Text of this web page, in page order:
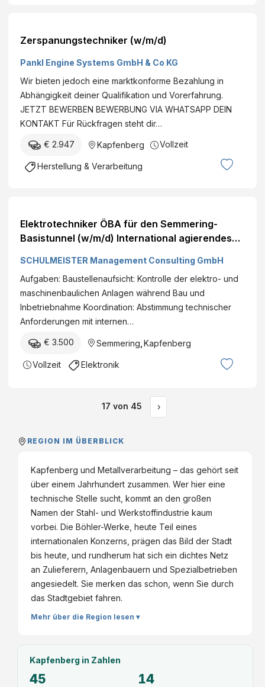
Zerspanungstechniker (w/m/d)
Pankl Engine Systems GmbH & Co KG
Wir bieten jedoch eine marktkonforme Bezahlung in
Abhängigkeit deiner Qualifikation und Vorerfahrung.
JETZT BEWERBEN BEWERBUNG VIA WHATSAPP DEIN
KONTAKT Für Rückfragen steht dir…
€ 2.947 Kapfenberg Vollzeit
Herstellung & Verarbeitung
Elektrotechniker ÖBA für den Semmering-
Basistunnel (w/m/d) International agierendes
und Weiterbildungsangebote Kapfenberg
Vollzeit€ +
SCHULMEISTER Management Consulting GmbH
Aufgaben: Baustellenaufsicht: Kontrolle der elektro- und
maschinenbaulichen Anlagen während Bau und
Inbetriebnahme Koordination: Abstimmung technischer
Anforderungen mit internen…
€ 3.500 Semmering Kapfenberg
Vollzeit Elektronik
17 von 45 ›
REGION IM ÜBERBLICK
Kapfenberg und Metallverarbeitung – das gehört seit
über einem Jahrhundert zusammen. Wer hier eine
technische Stelle sucht, kommt an den großen
Namen der Stahl- und Werkstoffindustrie kaum
vorbei. Die Böhler-Werke, heute Teil eines
internationalen Konzerns, prägen das Bild der Stadt
bis heute, und rundherum hat sich ein dichtes Netz
an Zulieferern, Anlagenbauern und Spezialbetrieben
angesiedelt. Sie merken das schon, wenn Sie durch
das Stadtgebiet fahren.
Mehr über die Region lesen ▾
Kapfenberg in Zahlen
45 14